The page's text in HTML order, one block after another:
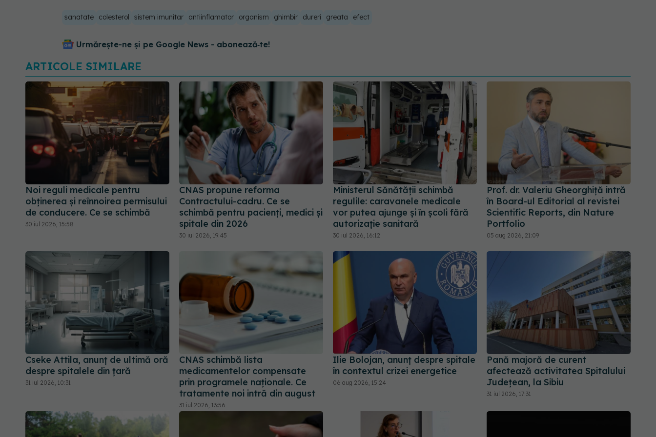
sanatate colesterol sistem imunitar antiinflamator organism ghimbir dureri greata efect
Urmărește-ne și pe Google News - abonează‑te!
ARTICOLE SIMILARE
Noi reguli medicale pentru
obținerea și reînnoirea permisului
de conducere. Ce se schimbă
30 iul 2026, 15:58
CNAS propune reforma
Contractului-cadru. Ce se
schimbă pentru pacienți, medici și
spitale din 2026
30 iul 2026, 19:45
Ministerul Sănătății schimbă
regulile: caravanele medicale
vor putea ajunge și în școli fără
autorizație sanitară
30 iul 2026, 16:12
Prof. dr. Valeriu Gheorghiță intră
în Board-ul Editorial al revistei
Scientific Reports, din Nature
Portfolio
05 aug 2026, 21:09
Cseke Attila, anunț de ultimă oră
despre spitalele din țară
31 iul 2026, 10:31
CNAS schimbă lista
medicamentelor compensate
prin programele naționale. Ce
tratamente noi intră din august
31 iul 2026, 13:56
Ilie Bolojan, anunț despre spitale
în contextul crizei energetice
06 aug 2026, 15:24
Pană majoră de curent
afectează activitatea Spitalului
Județean, la Sibiu
31 iul 2026, 17:31